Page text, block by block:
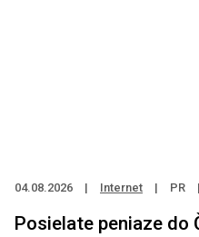
04.08.2026 | Internet | PR |
Posielate peniaze do